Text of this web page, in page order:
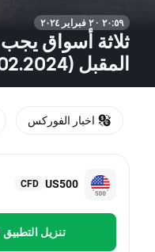
٢٠:٥٩ · ٢ فبراير ٢٠٢٤
ثلاثة أسواق يجب
المقبل (02.02.2024)
US500
CFD
تنزيل
اخبار الفوركس